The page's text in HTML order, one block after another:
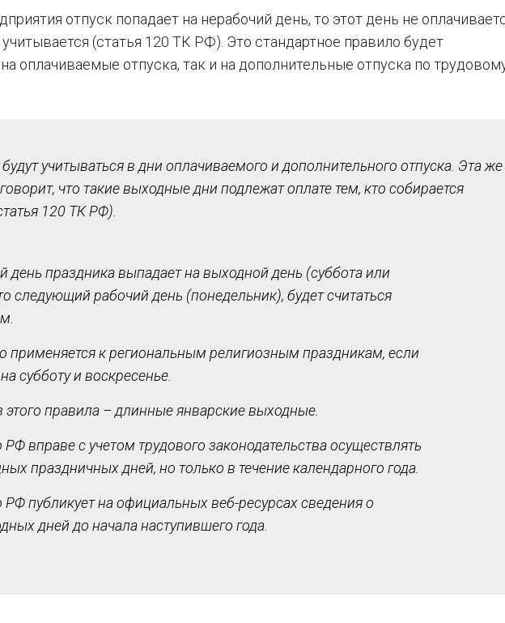
отпуск попадает на нерабочий день, то этот день не
(статья 120 ТК РФ). Это стандартное правило будет
оплачиваемые отпуска, так и на дополнительные отпуска по
учитываться в дни оплачиваемого и дополнительного отпуска. Эта же
что такие выходные дни подлежат оплате тем, кто собирается
120 ТК РФ).
день праздника выпадает на выходной день (суббота или
следующий рабочий день (понедельник), будет считаться
применяется к региональным религиозным праздникам, если
субботу и воскресенье.
правила – длинные январские выходные.
РФ вправе с учетом трудового законодательства осуществлять
праздничных дней, но только в течение календарного года.
РФ публикует на официальных веб-ресурсах сведения о
дней до начала наступившего года.